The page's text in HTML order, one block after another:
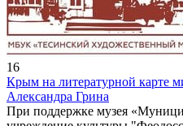
16
Крым на литературной карте
Александра Грина
При поддержке музея